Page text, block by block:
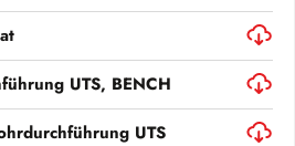
UTS, BENCH
UTS